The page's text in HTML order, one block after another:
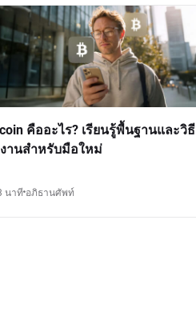
คืออะไร? เรียนรู้พื้นฐานและวิธี
านสำหรับมือใหม่
นาที อภิธานศัพท์